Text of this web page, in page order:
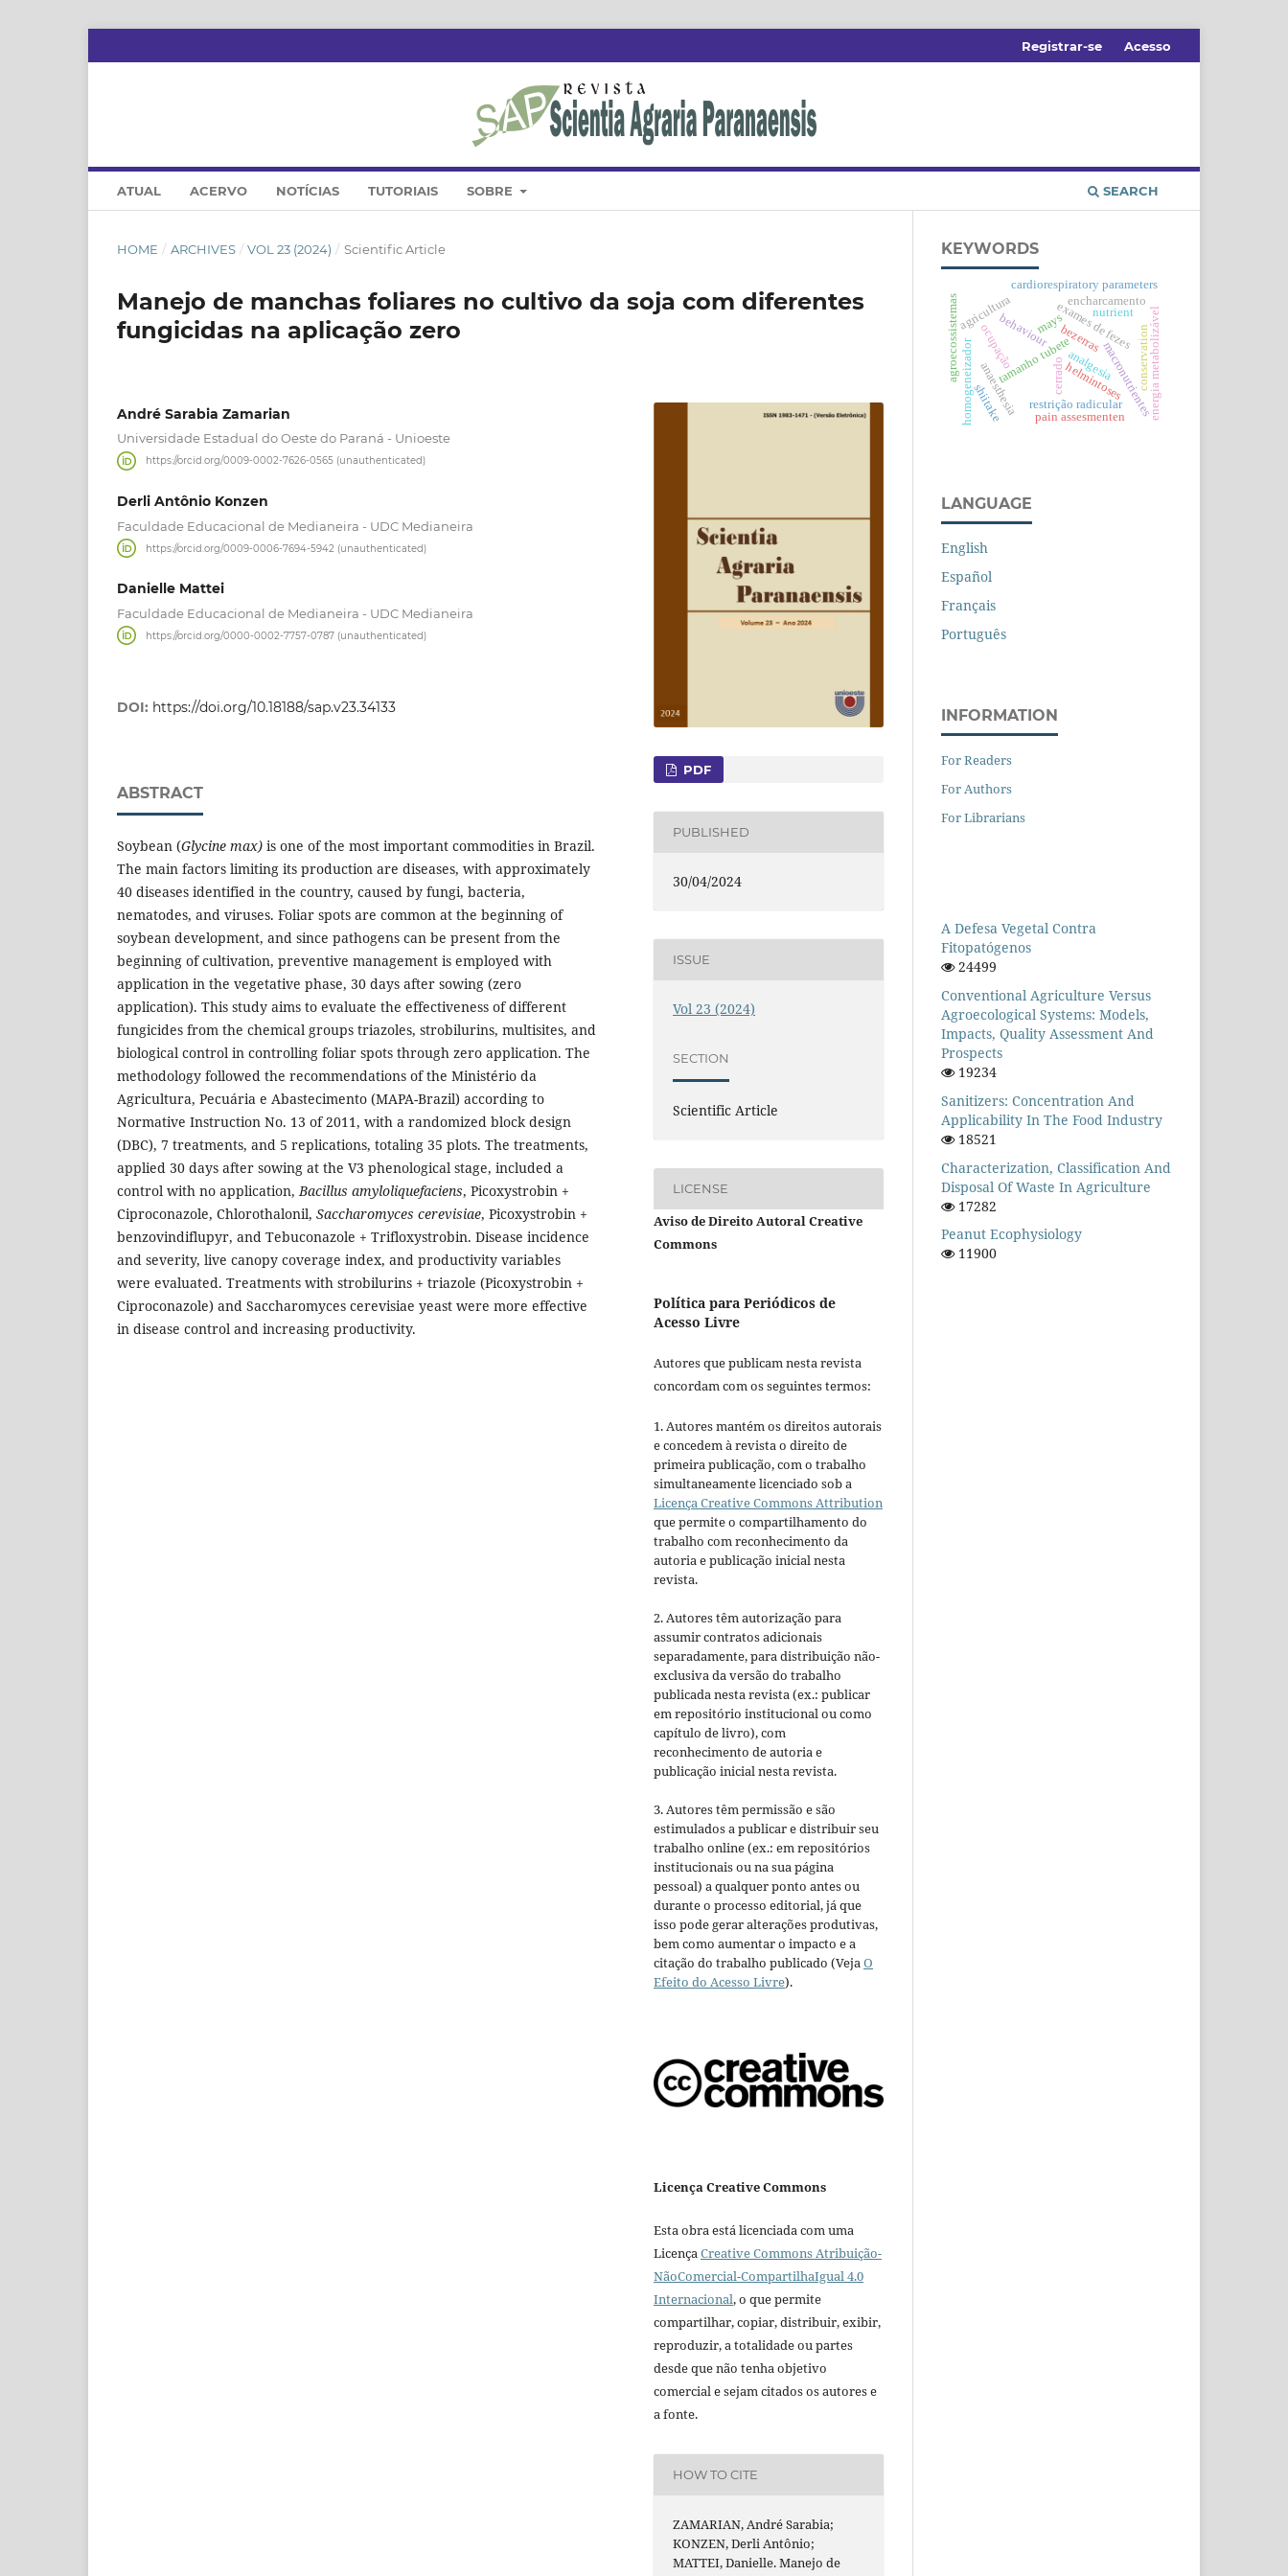
ATUAL ACERVO NOTÍCIAS TUTORIAIS SOBRE SEARCH
Registrar-se Acesso
HOME / ARCHIVES / VOL 23 (2024) / Scientific Article
Manejo de manchas foliares no cultivo da soja com diferentes
fungicidas na aplicação zero
André Sarabia Zamarian
Universidade Estadual do Oeste do Paraná - Unioeste
https://orcid.org/0009-0002-7626-0565 (unauthenticated)
Derli Antônio Konzen
Faculdade Educacional de Medianeira - UDC Medianeira
https://orcid.org/0009-0006-7694-5942 (unauthenticated)
Danielle Mattei
Faculdade Educacional de Medianeira - UDC Medianeira
https://orcid.org/0000-0002-7757-0787 (unauthenticated)
DOI: https://doi.org/10.18188/sap.v23.34133
ABSTRACT
Soybean (Glycine max) is one of the most important commodities in Brazil.
The main factors limiting its production are diseases, with approximately
40 diseases identified in the country, caused by fungi, bacteria,
nematodes, and viruses. Foliar spots are common at the beginning of
soybean development, and since pathogens can be present from the
beginning of cultivation, preventive management is employed with
application in the vegetative phase, 30 days after sowing (zero
application). This study aims to evaluate the effectiveness of different
fungicides from the chemical groups triazoles, strobilurins, multisites, and
biological control in controlling foliar spots through zero application. The
methodology followed the recommendations of the Ministério da
Agricultura, Pecuária e Abastecimento (MAPA-Brazil) according to
Normative Instruction No. 13 of 2011, with a randomized block design
(DBC), 7 treatments, and 5 replications, totaling 35 plots. The treatments,
applied 30 days after sowing at the V3 phenological stage, included a
control with no application,Bacillus amyloliquefaciens, Picoxystrobin +
Ciproconazole, Chlorothalonil, Saccharomyces cerevisiae, Picoxystrobin +
benzovindiflupyr, and Tebuconazole + Trifloxystrobin. Disease incidence
and severity, live canopy coverage index, and productivity variables
were evaluated. Treatments with strobilurins + triazole (Picoxystrobin +
Ciproconazole) and Saccharomyces cerevisiae yeast were more effective
in disease control and increasing productivity.
PDF
PUBLISHED
30/04/2024
ISSUE
Vol 23 (2024)
SECTION
Scientific Article
LICENSE
Aviso de Direito Autoral Creative
Commons
Política para Periódicos de
Acesso Livre
Autores que publicam nesta revista
concordam com os seguintes termos:
1. Autores mantém os direitos autorais
e concedem à revista o direito de
primeira publicação, com o trabalho
simultaneamente licenciado sob a
Licença Creative Commons Attribution
que permite o compartilhamento do
trabalho com reconhecimento da
autoria e publicação inicial nesta
revista.
2. Autores têm autorização para
assumir contratos adicionais
separadamente, para distribuição não-
exclusiva da versão do trabalho
publicada nesta revista (ex.: publicar
em repositório institucional ou como
capítulo de livro), com
reconhecimento de autoria e
publicação inicial nesta revista.
3. Autores têm permissão e são
estimulados a publicar e distribuir seu
trabalho online (ex.: em repositórios
institucionais ou na sua página
pessoal) a qualquer ponto antes ou
durante o processo editorial, já que
isso pode gerar alterações produtivas,
bem como aumentar o impacto e a
citação do trabalho publicado (VejaO
Efeito do Acesso Livre).
Licença Creative Commons
Esta obra está licenciada com uma
Licença Creative Commons Atribuição-
NãoComercial-CompartilhaIgual 4.0
Internacional, o que permite
compartilhar, copiar, distribuir, exibir,
reproduzir, a totalidade ou partes
desde que não tenha objetivo
comercial e sejam citados os autores e
a fonte.
HOW TO CITE
ZAMARIAN, André Sarabia;
KONZEN, Derli Antônio;
MATTEI, Danielle. Manejo de
KEYWORDS
bezerras
exames de fezes
helmintoses
restrição radicular
encharcamento
tamanho tubete
anaesthesia analgesia
cardiorespiratory parameters
pain assesmenten
behaviour
homogeneizador macronutrientes
cerrado
ocupação
agricultura
agroecossistemas energia metabolizável
conservation
nutrient
shiitake
mays
LANGUAGE
English
Español
Français
Português
INFORMATION
For Readers
For Authors
For Librarians
A Defesa Vegetal Contra
Fitopatógenos
24499
Conventional Agriculture Versus
Agroecological Systems: Models,
Impacts, Quality Assessment And
Prospects
19234
Sanitizers: Concentration And
Applicability In The Food Industry
18521
Characterization, Classification And
Disposal Of Waste In Agriculture
17282
Peanut Ecophysiology
11900